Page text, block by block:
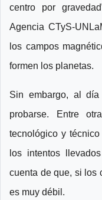
centro por
Agencia CTyS-
los campos
formen los planetas.
Sin embargo, al
probarse. Entre
tecnológico y
los intentos
cuenta de que, si los
es muy débil.